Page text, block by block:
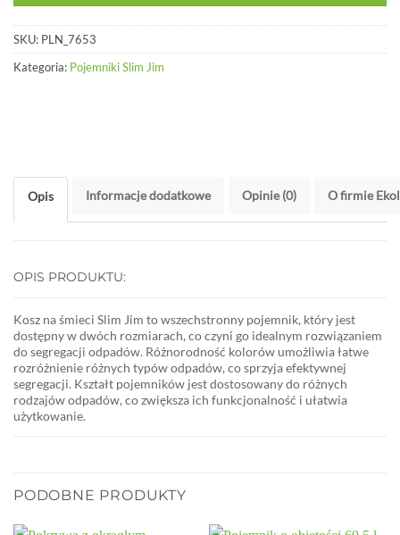
SKU: PLN_7653
Kategoria: Pojemniki Slim Jim
Opis Informacje dodatkowe Opinie (0) O firmie
OPIS PRODUKTU:
Kosz na śmieci Slim Jim to wszechstronny pojemnik, który jest
dostępny w dwóch rozmiarach, co czyni go idealnym rozwiązaniem
do segregacji odpadów. Różnorodność kolorów umożliwia łatwe
rozróżnienie różnych typów odpadów, co sprzyja efektywnej
segregacji. Kształt pojemników jest dostosowany do różnych
rodzajów odpadów, co zwiększa ich funkcjonalność i ułatwia
użytkowanie.
PODOBNE PRODUKTY